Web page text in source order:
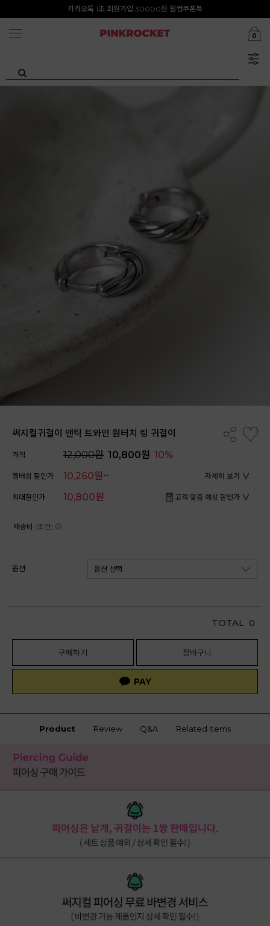
첫구매 특가존 50%
0
써지컬귀걸이 앤틱 트와인 원터치 링 귀걸이
가격 12,000원 10,800원 10%
멤버쉽 할인가 10,260원~ 자세히 보기
최대할인가 10,800원 고객 맞춤 예상 할인가
배송비 (조건)
옵션
TOTAL 0
구매하기 장바구니
Product Review Q&A Related Items